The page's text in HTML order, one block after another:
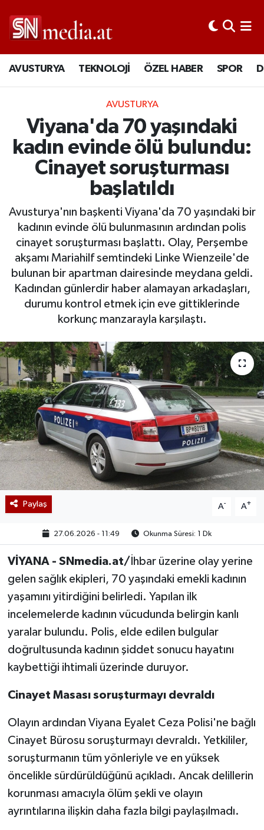
AVUSTURYA TEKNOLOJİ ÖZEL HABER SPOR
AVUSTURYA
Viyana'da 70 yaşındaki
kadın evinde ölü bulundu:
Cinayet soruşturması
başlatıldı
Avusturya'nın başkenti Viyana'da 70 yaşındaki bir
kadının evinde ölü bulunmasının ardından polis
cinayet soruşturması başlattı. Olay, Perşembe
akşamı Mariahilf semtindeki Linke Wienzeile'de
bulunan bir apartman dairesinde meydana geldi.
Kadından günlerdir haber alamayan arkadaşları,
durumu kontrol etmek için eve gittiklerinde
korkunç manzarayla karşılaştı.
Paylaş A- A+
27.06.2026 - 11:49 Okunma Süresi: 1 Dk
VİYANA - SNmedia.at/ İhbar üzerine olay yerine
gelen sağlık ekipleri, 70 yaşındaki emekli kadının
yaşamını yitirdiğini belirledi. Yapılan ilk
incelemelerde kadının vücudunda belirgin kanlı
yaralar bulundu. Polis, elde edilen bulgular
doğrultusunda kadının şiddet sonucu hayatını
kaybettiği ihtimali üzerinde duruyor.
Cinayet Masası soruşturmayı devraldı
Olayın ardından Viyana Eyalet Ceza Polisi'ne bağlı
Cinayet Bürosu soruşturmayı devraldı. Yetkililer,
soruşturmanın tüm yönleriyle ve en yüksek
öncelikle sürdürüldüğünü açıkladı. Ancak delillerin
korunması amacıyla ölüm şekli ve olayın
ayrıntılarına ilişkin daha fazla bilgi paylaşılmadı.